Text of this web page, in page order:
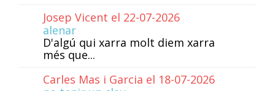
Josep Vicent el 22-07-2026
alenar
D'algú qui xarra molt diem xarra
més que...
Carles Mas i Garcia el 18-07-2026